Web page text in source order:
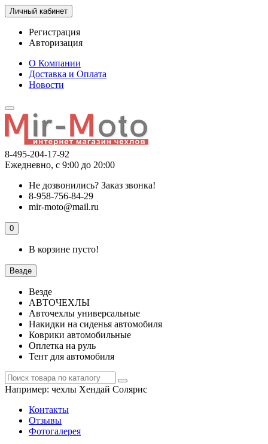
Личный кабинет
Регистрация
Авторизация
О Компании
Доставка и Оплата
Новости
8-495-204-17-92
Ежедневно, с 9:00 до 20:00
Не дозвонились? Заказ звонка!
8-958-756-84-29
mir-moto@mail.ru
0
В корзине пусто!
Везде
Везде
АВТОЧЕХЛЫ
Авточехлы универсальные
Накидки на сиденья автомобиля
Коврики автомобильные
Оплетка на руль
Тент для автомобиля
Например: чехлы Хендай Солярис
Контакты
Отзывы
Фотогалерея